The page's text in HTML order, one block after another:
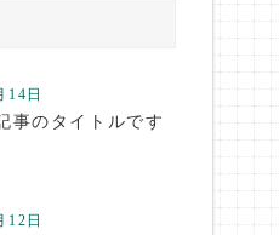
14日
事のタイトルです
12日